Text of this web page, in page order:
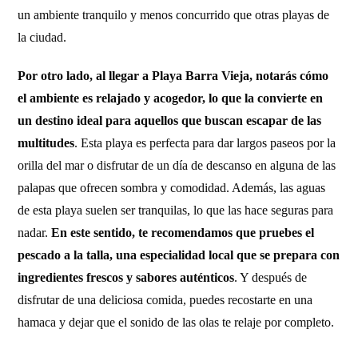
un ambiente tranquilo y menos concurrido que otras playas de
la ciudad.
Por otro lado, al llegar a Playa Barra Vieja, notarás cómo
el ambiente es relajado y acogedor, lo que la convierte en
un destino ideal para aquellos que buscan escapar de las
multitudes. Esta playa es perfecta para dar largos paseos por la
orilla del mar o disfrutar de un día de descanso en alguna de las
palapas que ofrecen sombra y comodidad. Además, las aguas
de esta playa suelen ser tranquilas, lo que las hace seguras para
nadar.En este sentido, te recomendamos que pruebes el
pescado a la talla, una especialidad local que se prepara con
ingredientes frescos y sabores auténticos. Y después de
disfrutar de una deliciosa comida, puedes recostarte en una
hamaca y dejar que el sonido de las olas te relaje por completo.